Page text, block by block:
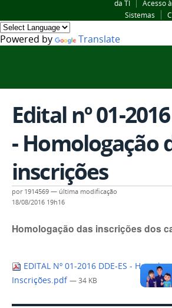
da TI
Acesso
Sistemas
Powered by Translate
Edital nº 01-
- Homologação
inscrições
por 1914569 — última modificação
18/08/2016 19h16
Homologação das inscrições dos
EDITAL Nº 01-2016 DDE-ES -
Inscrições.pdf — 34 KB